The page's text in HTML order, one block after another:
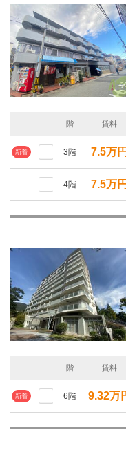
階 賃料
新着 3階 7.5万円
4階 7.5万円
階 賃料
新着 6階 9.32万